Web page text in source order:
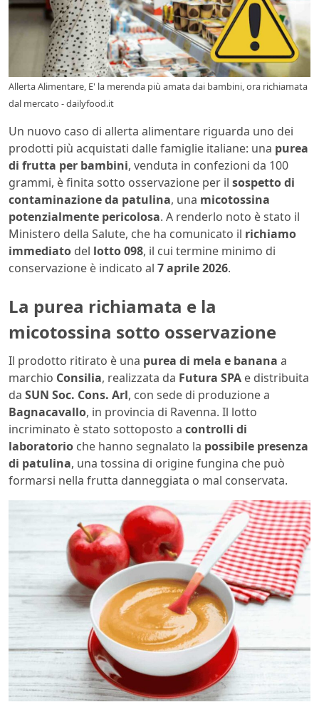
Allerta Alimentare, E' la merenda più amata dai bambini, ora richiamata
dal mercato - dailyfood.it
Un nuovo caso di allerta alimentare riguarda uno dei
prodotti più acquistati dalle famiglie italiane: una purea
di frutta per bambini, venduta in confezioni da 100
grammi, è finita sotto osservazione per il sospetto di
contaminazione da patulina, una micotossina
potenzialmente pericolosa. A renderlo noto è stato il
Ministero della Salute, che ha comunicato il richiamo
immediato del lotto 098, il cui termine minimo di
conservazione è indicato al 7 aprile 2026.
La purea richiamata e la
micotossina sotto osservazione
Il prodotto ritirato è una purea di mela e banana a
marchio Consilia, realizzata da Futura SPA e distribuita
da SUN Soc. Cons. Arl, con sede di produzione a
Bagnacavallo, in provincia di Ravenna. Il lotto
incriminato è stato sottoposto a controlli di
laboratorio che hanno segnalato la possibile presenza
di patulina, una tossina di origine fungina che può
formarsi nella frutta danneggiata o mal conservata.